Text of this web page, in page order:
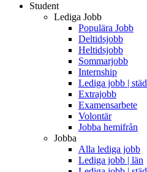
Student
Lediga Jobb
Populära Jobb
Deltidsjobb
Heltidsjobb
Sommarjobb
Internship
Lediga jobb |
Extrajobb
Examensarbete
Volontär
Jobba hemifrån
Jobba
Alla lediga jobb
Lediga jobb | län